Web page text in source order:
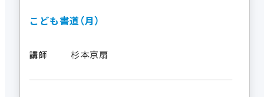
こども書道（月）
講師 杉本京扇